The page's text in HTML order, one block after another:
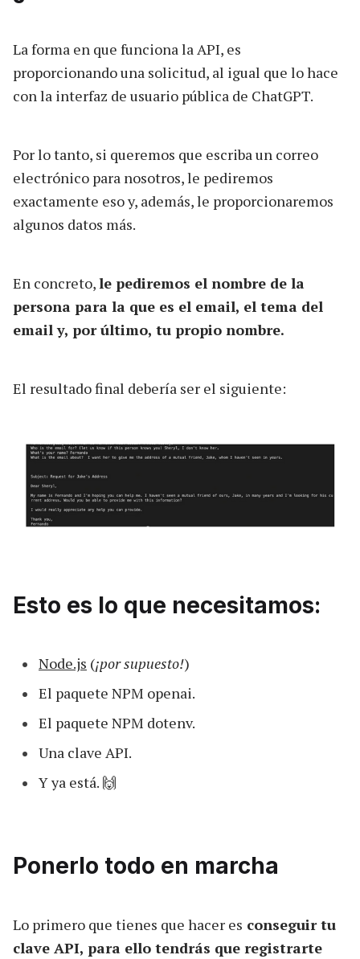
La forma en que funciona la API, es
proporcionando una solicitud, al igual que lo hace
con la interfaz de usuario pública de ChatGPT.
Por lo tanto, si queremos que escriba un correo
electrónico para nosotros, le pediremos
exactamente eso y, además, le proporcionaremos
algunos datos más.
En concreto,le pediremos el nombre de la
persona para la que es el email, el tema del
email y, por último, tu propio nombre.
El resultado final debería ser el siguiente:
Esto es lo que necesitamos:
Node.js (¡por supuesto!)
El paquete NPM openai.
El paquete NPM dotenv.
Una clave API.
Y ya está. 🙌
Ponerlo todo en marcha
Lo primero que tienes que hacer es conseguir tu
clave API, para ello tendrás que registrarte